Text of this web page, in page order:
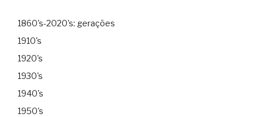
1860's-2020's: gerações
1910's
1920's
1930's
1940's
1950's